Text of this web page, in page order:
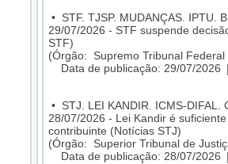
• STF. TJSP. MUDANÇAS. IPTU.
29/07/2026 - STF suspende
STF)
(Órgão: Supremo Tribunal Federal
Data de publicação: 29/07/2026
• STJ. LEI KANDIR. ICMS-DIFAL.
28/07/2026 - Lei Kandir é
contribuinte (Notícias STJ)
(Órgão: Superior Tribunal de
Data de publicação: 28/07/2026